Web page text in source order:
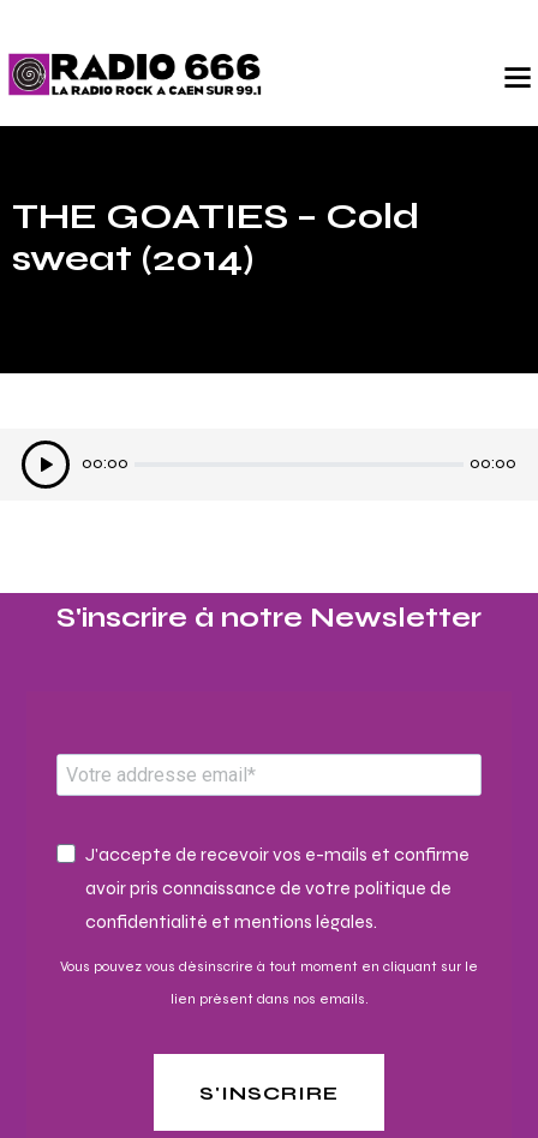
THE GOATIES – Cold
sweat (2014)
Lecteur
audio
00:00 00:00
S'inscrire à notre Newsletter​
J'accepte de recevoir vos e-mails et confirme
avoir pris connaissance de votre politique de
confidentialité et mentions légales.
Vous pouvez vous désinscrire à tout moment en cliquant sur le
lien présent dans nos emails.
S'INSCRIRE